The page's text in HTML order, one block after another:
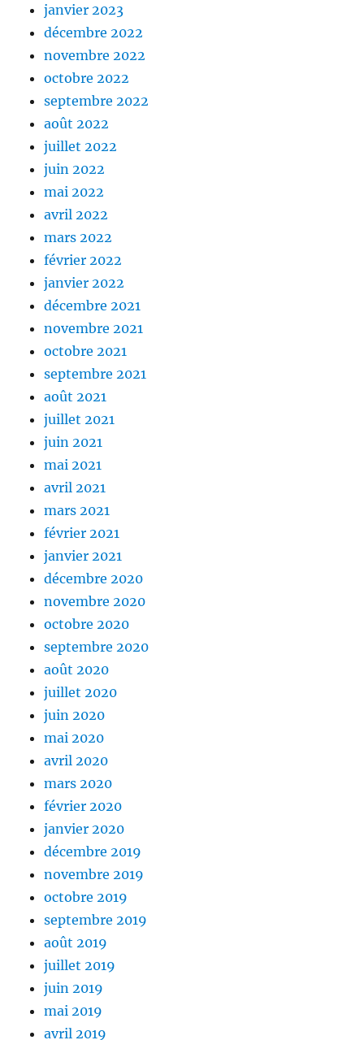
janvier 2023
décembre 2022
novembre 2022
octobre 2022
septembre 2022
août 2022
juillet 2022
juin 2022
mai 2022
avril 2022
mars 2022
février 2022
janvier 2022
décembre 2021
novembre 2021
octobre 2021
septembre 2021
août 2021
juillet 2021
juin 2021
mai 2021
avril 2021
mars 2021
février 2021
janvier 2021
décembre 2020
novembre 2020
octobre 2020
septembre 2020
août 2020
juillet 2020
juin 2020
mai 2020
avril 2020
mars 2020
février 2020
janvier 2020
décembre 2019
novembre 2019
octobre 2019
septembre 2019
août 2019
juillet 2019
juin 2019
mai 2019
avril 2019